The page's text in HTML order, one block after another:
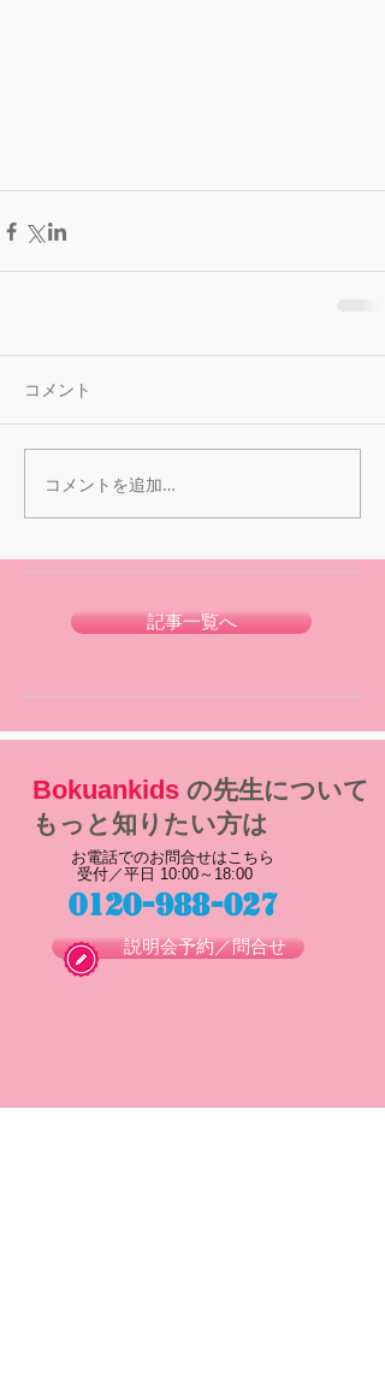
コメント
コメントを追加…
記事一覧へ
Bokuankids の先生について
もっと知りたい方は
お電話でのお問合せはこちら
受付／平日 10:00～18:00
0120-988-027
説明会予約／問合せ